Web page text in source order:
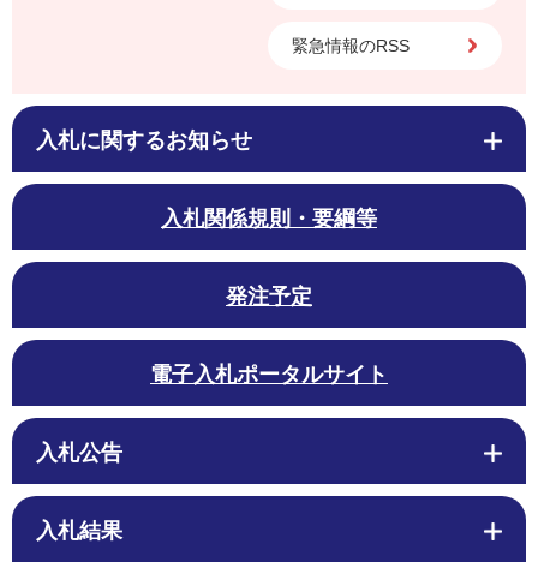
緊急情報のRSS
入札に関するお知らせ
入札関係規則・要綱等
発注予定
電子入札ポータルサイト
入札公告
入札結果